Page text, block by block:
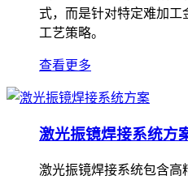
式，而是针对特定难加工
工艺策略。
查看更多
激光振镜焊接系统方
激光振镜焊接系统包含高